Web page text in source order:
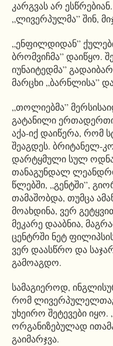
კარგვას არ
„ლივერპულმა” შინ,
„ენფილდიდან”
ბრომვიჩმა” დაიწყო.
იუნაიტედმა”
მარცხი „ბარნლისა”
„თოლიებმა”
გატანილი
აქა-იქ დაიწერა, რომ
შეაგდეს. ბრიტანელ-
დარტყმული სულ
თანაგუნდალ
წლებში, „გენტში”,
თამაშობდა, თუმცა
მოახდინა, ვერ
მეკარე დააბნია,
ცენტრში ნეტ
ვერ დაასწრო და
გამოაგდო.
სამაგიეროდ,
რომ
უხეირო შეტევები იყო.
ორგანიზებულად
გაიმარჯვა.